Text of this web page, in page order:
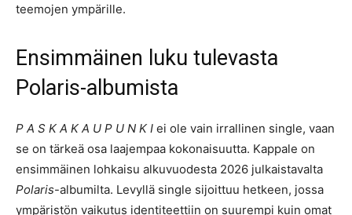
teemojen ympärille.
Ensimmäinen luku tulevasta
Polaris-albumista
P A S K A K A U P U N K I ei ole vain irrallinen single, vaan
se on tärkeä osa laajempaa kokonaisuutta. Kappale on
ensimmäinen lohkaisu alkuvuodesta 2026 julkaistavalta
Polaris-albumilta. Levyllä single sijoittuu hetkeen, jossa
ympäristön vaikutus identiteettiin on suurempi kuin omat